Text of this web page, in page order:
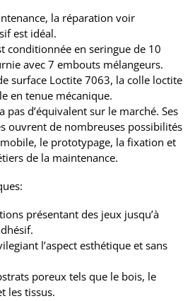
la réparation voir
est idéal.
conditionnée en seringue de 10
avec 7 embouts mélangeurs.
surface Loctite 7063, la colle loctite
en tenue mécanique.
pas d’équivalent sur le marché. Ses
ouvrent de nombreuses possibilités
le prototypage, la fixation et
de la maintenance.
présentant des jeux jusqu’à
l’aspect esthétique et sans
poreux tels que le bois, le
les tissus.